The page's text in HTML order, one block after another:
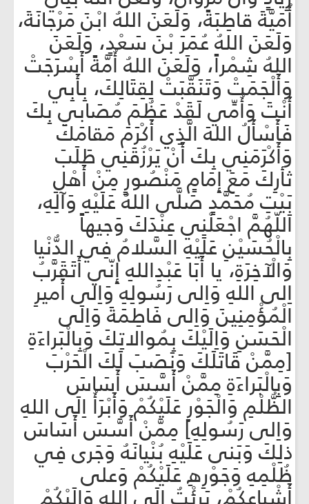
أُمَيَّةَ قاطِبَةً، وَلَعَنَ اللهُ ابْنَ مَرْجانَةَ،
وَلَعَنَ اللهُ عُمَرَ بْنَ سَعْدٍ، وَلَعَنَ
اللهُ شِمْراً، وَلَعَنَ اللهُ أُمَّةً أَسْرَجَتْ
وَأَلْجَمَتْ وَتَنَقَّبَتْ لِقِتَالِكَ، بِأَبِي
أَنْتَ وَأُمِّي لَقَدْ عَظُمَ مُصَابي بِكَ
فَأَسْأَلُ اللهَ الَّذِي أَكْرَمَ مَقامَكَ
وَأَكْرَمَنِي بِكَ أَنْ يَرْزُقَنِي طَلَبَ
ثأرِكَ مَعَ إِمَامٍ مَنْصُورٍ مِنْ أَهْلِ
بَيْتِ مُحَمَّدٍ صَلَّى اللهُ عَلَيْهِ وَآلِهِ،
اَللّهُمَّ اجْعَلْنِي عِنْدَكَ وَجيهاً
بِالْحُسَيْنِ عَلَيْهِ السَّلامُ فِي الدُّنْيا
وَالْآخِرَةِ، يا أَبَا عَبْدِاللهِ إِنّي أَتَقَرَّبُ
اِلى اللهِ وَاِلى رَسُولِهِ وَاِلى أَميرِ
الْمُؤْمِنِينَ وَاِلى فَاطِمَةَ وَاِلَى
الْحَسَنِ وَاِلَيْكَ بِمُوالاتِكَ وَبِالْبَراءَةِ
[مِمَّنْ قَاتَلَكَ وَنَصَبَ لَكَ الْحَرْبَ
وَبِالْبَراءَةِ مِمَّنْ أَسَّسَ أَسَاسَ
الظُّلْمِ وَالْجَوْرِ عَلَيْكُمْ وَأَبْرَأُ اِلَى اللهِ
وَاِلى رَسُولِهِ] مِمَّنْ أَسَّسَ أَسَاسَ
ذلِكَ وَبَنى عَلَيْهِ بُنْيانَهُ وَجَرى فِي
ظُلْمِهِ وَجَوْرِهِ عَلَيْكُمْ وَعلى
أَشْياعِكُمْ، بَرِئْتُ اِلَى اللهِ وَاِلَيْكُمْ